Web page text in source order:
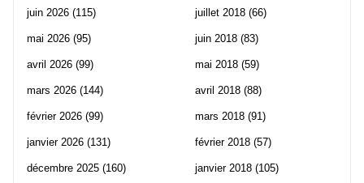
juin 2026 (115)
mai 2026 (95)
avril 2026 (99)
mars 2026 (144)
février 2026 (99)
janvier 2026 (131)
décembre 2025 (160)
juillet 2018 (66)
juin 2018 (83)
mai 2018 (59)
avril 2018 (88)
mars 2018 (91)
février 2018 (57)
janvier 2018 (105)